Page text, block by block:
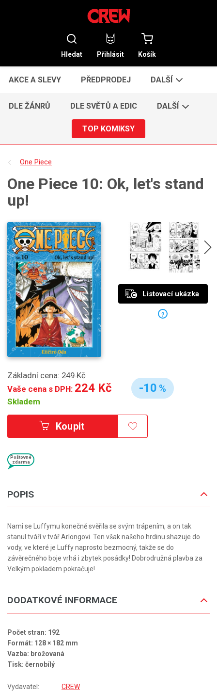
Hledat Přihlásit Košík
AKCE A SLEVY PŘEDPRODEJ DALŠÍ
DLE ŽÁNRŮ DLE SVĚTŮ A EDIC DALŠÍ
TOP KOMIKSY
One Piece
One Piece 10: Ok, let's stand
up!
Základní cena: 249 Kč
Vaše cena s DPH: 224 Kč
Skladem
-10 %
Koupit
Poštovné
zdarma
POPIS
Nami se Luffymu konečně svěřila se svým trápením, a on tak
stanul tváří v tvář Arlongovi. Ten však našeho hrdinu shazuje do
vody, ve které je Luffy naprosto bezmocný, takže se do
závěrečného boje vrhá i zbytek posádky! Dobrodružná plavba za
Velkým pokladem pokračuje!
DODATKOVÉ INFORMACE
Počet stran: 192
Formát: 128 × 182 mm
Vazba: brožovaná
Tisk: černobílý
Vydavatel: CREW
Listovací ukázka
?